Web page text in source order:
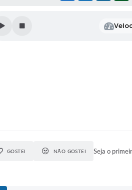
GOSTEI NÃO GOSTEI Seja o